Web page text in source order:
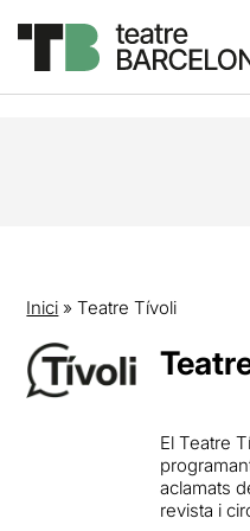
Inici »Teatre Tívoli
El Teatre
aclamats
revista i